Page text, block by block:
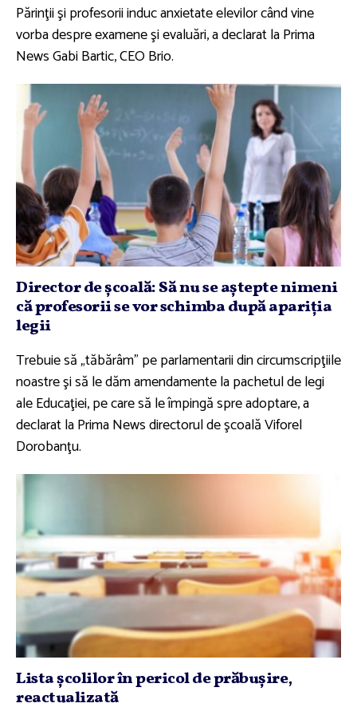
Părinţii şi profesorii induc anxietate elevilor când vine
vorba despre examene şi evaluări, a declarat la Prima
News Gabi Bartic, CEO Brio.
Director de şcoală: Să nu se aştepte nimeni
că profesorii se vor schimba după apariţia
legii
Trebuie să „tăbărâm” pe parlamentarii din circumscripţiile
noastre şi să le dăm amendamente la pachetul de legi
ale Educaţiei, pe care să le împingă spre adoptare, a
declarat la Prima News directorul de şcoală Viforel
Dorobanţu.
Lista şcolilor în pericol de prăbuşire,
reactualizată